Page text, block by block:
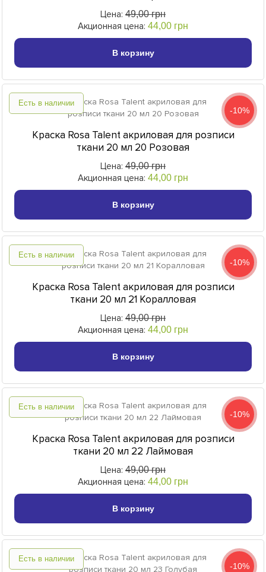
Цена: 49,00 грн
Акционная цена: 44,00 грн
В корзину
Есть в наличии
-10%
Краска Rosa Talent акриловая для розписи
ткани 20 мл 20 Розовая
Цена: 49,00 грн
Акционная цена: 44,00 грн
В корзину
Есть в наличии
-10%
Краска Rosa Talent акриловая для розписи
ткани 20 мл 21 Коралловая
Цена: 49,00 грн
Акционная цена: 44,00 грн
В корзину
Есть в наличии
-10%
Краска Rosa Talent акриловая для розписи
ткани 20 мл 22 Лаймовая
Цена: 49,00 грн
Акционная цена: 44,00 грн
В корзину
Есть в наличии
-10%